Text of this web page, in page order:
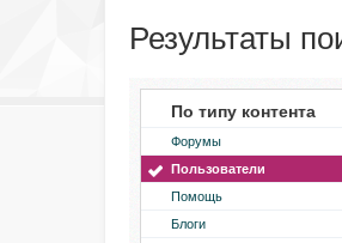
Результаты
По типу контента
Форумы
Пользователи
Помощь
Блоги